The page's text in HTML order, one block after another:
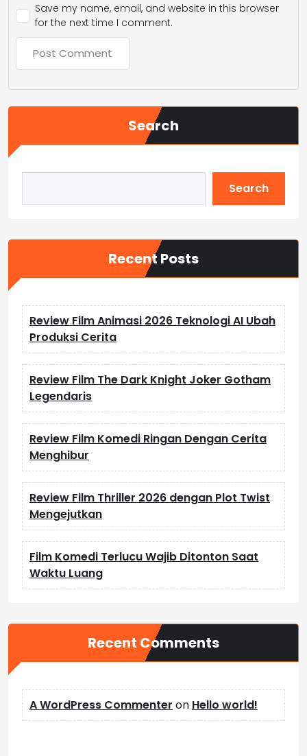
Save my name, email, and website in this browser
for the next time I comment.
Search
Search
Recent Posts
Review Film Animasi 2026 Teknologi AI Ubah
Produksi Cerita
Review Film The Dark Knight Joker Gotham
Legendaris
Review Film Komedi Ringan Dengan Cerita
Menghibur
Review Film Thriller 2026 dengan Plot Twist
Mengejutkan
Film Komedi Terlucu Wajib Ditonton Saat
Waktu Luang
Recent Comments
A WordPress Commenter on Hello world!